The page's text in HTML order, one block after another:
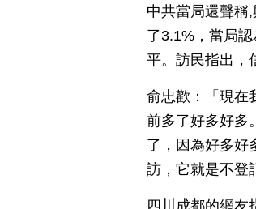
中共當局還聲稱
了3.1%，當局
平。訪民指出，
俞忠歡：「現在
前多了好多好多
了，因為好多好
訪，它就是不登